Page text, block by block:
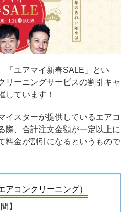
「ユアマイ新春SALE」とい
リーニングサービスの割引キャ
しています！
イスターが提供しているエアコ
際、合計注文金額が一定以上に
料金が割引になるというもので
コンクリーニング）
】